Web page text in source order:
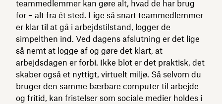
teammedlemmer kan gøre alt, hvad de har brug
for – alt fra ét sted. Lige så snart teammedlemmer
er klar til at gå i arbejdstilstand, logger de
simpelthen ind. Ved dagens afslutning er det lige
så nemt at logge af og gøre det klart, at
arbejdsdagen er forbi. Ikke blot er det praktisk, det
skaber også et nyttigt, virtuelt miljø. Så selvom du
bruger den samme bærbare computer til arbejde
og fritid, kan fristelser som sociale medier holdes i